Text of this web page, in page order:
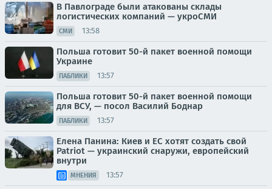
В Павлограде были атакованы склады
логистических компаний — укроСМИ
СМИ 13:58
Польша готовит 50-й пакет военной помощи
Украине
ПАБЛИКИ 13:57
Польша готовит 50-й пакет военной помощи
для ВСУ, — посол Василий Боднар
ПАБЛИКИ 13:57
Елена Панина: Киев и ЕС хотят создать свой
Patriot — украинский снаружи, европейский
внутри
МНЕНИЯ 13:57